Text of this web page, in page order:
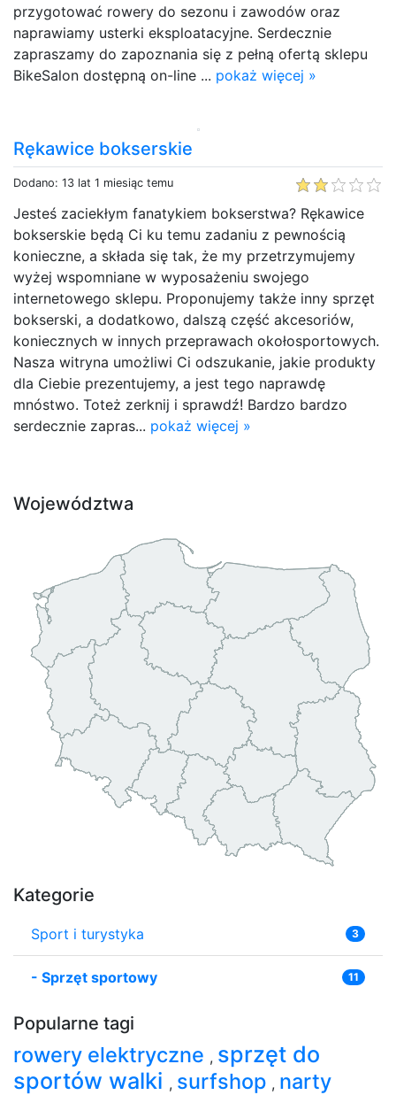
przygotować rowery do sezonu i zawodów oraz
naprawiamy usterki eksploatacyjne. Serdecznie
zapraszamy do zapoznania się z pełną ofertą sklepu
BikeSalon dostępną on-line ... pokaż więcej »
Rękawice bokserskie
Dodano: 13 lat 1 miesiąc temu
Jesteś zaciekłym fanatykiem bokserstwa? Rękawice
bokserskie będą Ci ku temu zadaniu z pewnością
konieczne, a składa się tak, że my przetrzymujemy
wyżej wspomniane w wyposażeniu swojego
internetowego sklepu. Proponujemy także inny sprzęt
bokserski, a dodatkowo, dalszą część akcesoriów,
koniecznych w innych przeprawach okołosportowych.
Nasza witryna umożliwi Ci odszukanie, jakie produkty
dla Ciebie prezentujemy, a jest tego naprawdę
mnóstwo. Toteż zerknij i sprawdź! Bardzo bardzo
serdecznie zapras... pokaż więcej »
Województwa
Kategorie
Sport i turystyka 3
- Sprzęt sportowy 11
Popularne tagi
rowery elektryczne , sprzęt do
sportów walki , surfshop , narty